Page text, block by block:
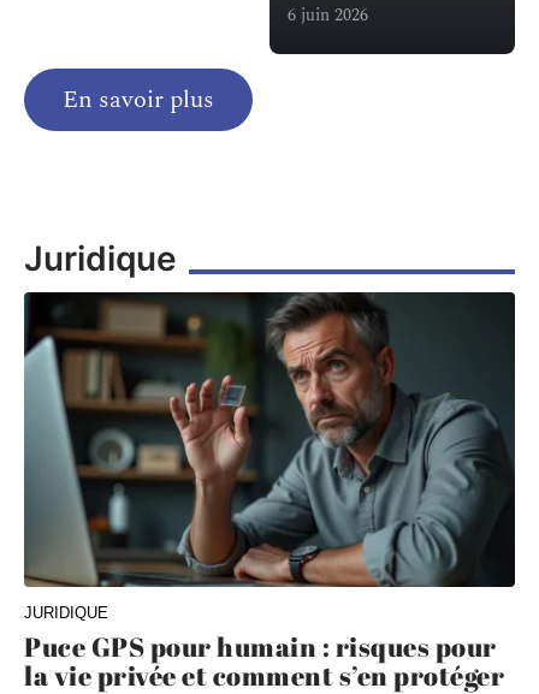
6 juin 2026
En savoir plus
Juridique
JURIDIQUE
Puce GPS pour humain : risques pour
la vie privée et comment s’en protéger